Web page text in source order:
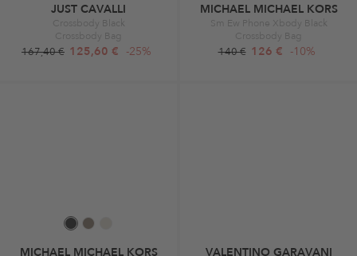
JUST CAVALLI
Crossbody Black
Crossbody Bag
167,40 € 125,60 € -25%
MICHAEL MICHAEL KORS
Sm Ew Phone Xbody Black
Crossbody Bag
140 € 126 € -10%
MICHAEL MICHAEL KORS VALENTINO GARAVANI